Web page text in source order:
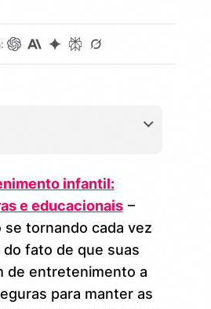
Como Funciona?
as Crianças
Off-Line
infantil:
e educacionais –
tornando cada vez
fato de que suas
de entretenimento a
para manter as